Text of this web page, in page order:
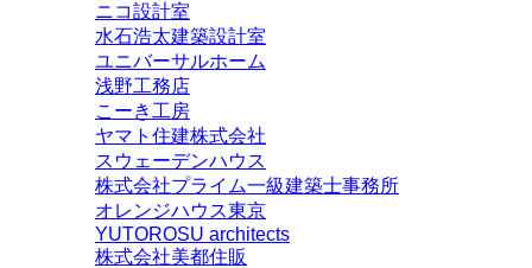
ニコ設計室
水石浩太建築設計室
ユニバーサルホーム
浅野工務店
こーき工房
ヤマト住建株式会社
スウェーデンハウス
株式会社プライム一級建築士事務所
オレンジハウス東京
YUTOROSU architects
株式会社美都住販